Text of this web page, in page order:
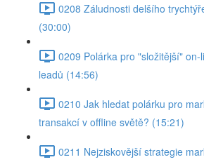
0208 Záludnosti delšího
(30:00)
0209 Polárka pro "složitější"
leadů (14:56)
0210 Jak hledat polárku pro
transakcí v offline světě? (15:21)
0211 Nejziskovější strategie